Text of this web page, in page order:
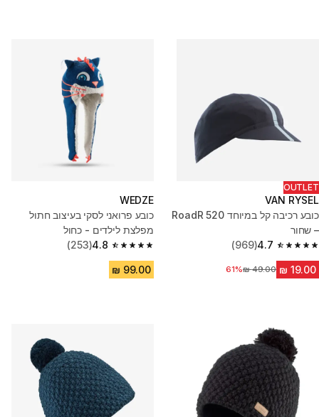
OUTLET
VAN RYSEL
כובע רכיבה קל במיוחד RoadR 520
– שחור
4.7
4.7 out of 5 stars from 969 reviews
(969)
מחיר לפני הנחה‏49.00 ₪
61%
WEDZE
כובע פרואני לסקי בעיצוב חתול
מפלצת לילדים - כחול
4.8
4.8 out of 5 stars from 253 reviews
(253)